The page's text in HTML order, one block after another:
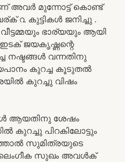
അവർ മുന്നോട്ട് കൊണ്ട്
൨ കുട്ടികൾ ജനിച്ചു .
ഭാര്യയും ആയി
ജയകൃഷ്ണന്റെ
നഷ്ടങ്ങൾ വന്നതിനു
കുറച്ച കൂടുതൽ
കുറച്ചു വിഷം
ആയതിനു ശേഷം
പിറകിലോട്ടും
സുമിത്രയുടെ
സുഖം അവൾക്